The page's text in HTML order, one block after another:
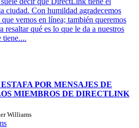
ciudad. Con humildad agradecemos
vemos en línea; también queremos
resaltar qué es lo que le da a nuestros
tiene....
POR MENSAJES DE
MIEMBROS DE DIRECTLINK
Williams